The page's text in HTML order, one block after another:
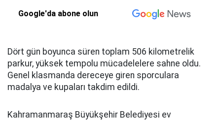
Google'da abone olun
Dört gün boyunca süren toplam 506 kilometrelik
parkur, yüksek tempolu mücadelelere sahne oldu.
Genel klasmanda dereceye giren sporculara
madalya ve kupaları takdim edildi.
Kahramanmaraş Büyükşehir Belediyesi ev